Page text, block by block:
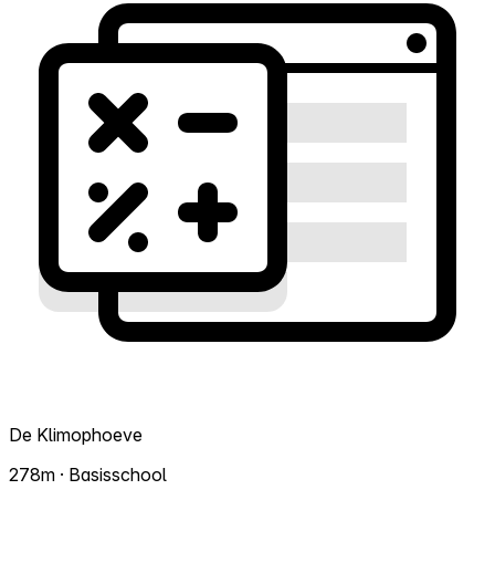
De Klimophoeve
278m · Basisschool